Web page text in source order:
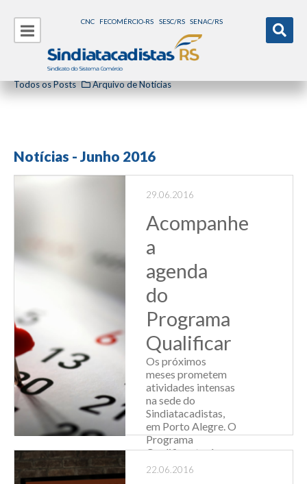
CNC FECOMÉRCIO-RS SESC/RS SENAC/RS
Todos os Posts Arquivo de Notícias
Notícias - Junho 2016
29.06.2016
Acompanhe
a
agenda
do
Programa
Qualificar
Os próximos
meses prometem
atividades intensas
na sede do
Sindiatacadistas,
em Porto Alegre. O
Programa
Qualificar terá
cursos especiais.
22.06.2016